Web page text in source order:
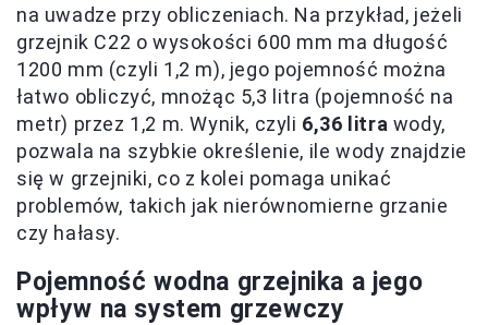
na uwadze przy obliczeniach. Na przykład, jeżeli
grzejnik C22 o wysokości 600 mm ma długość
1200 mm (czyli 1,2 m), jego pojemność można
łatwo obliczyć, mnożąc 5,3 litra (pojemność na
metr) przez 1,2 m. Wynik, czyli 6,36 litra wody,
pozwala na szybkie określenie, ile wody znajdzie
się w grzejniki, co z kolei pomaga unikać
problemów, takich jak nierównomierne grzanie
czy hałasy.
Pojemność wodna grzejnika a jego
wpływ na system grzewczy